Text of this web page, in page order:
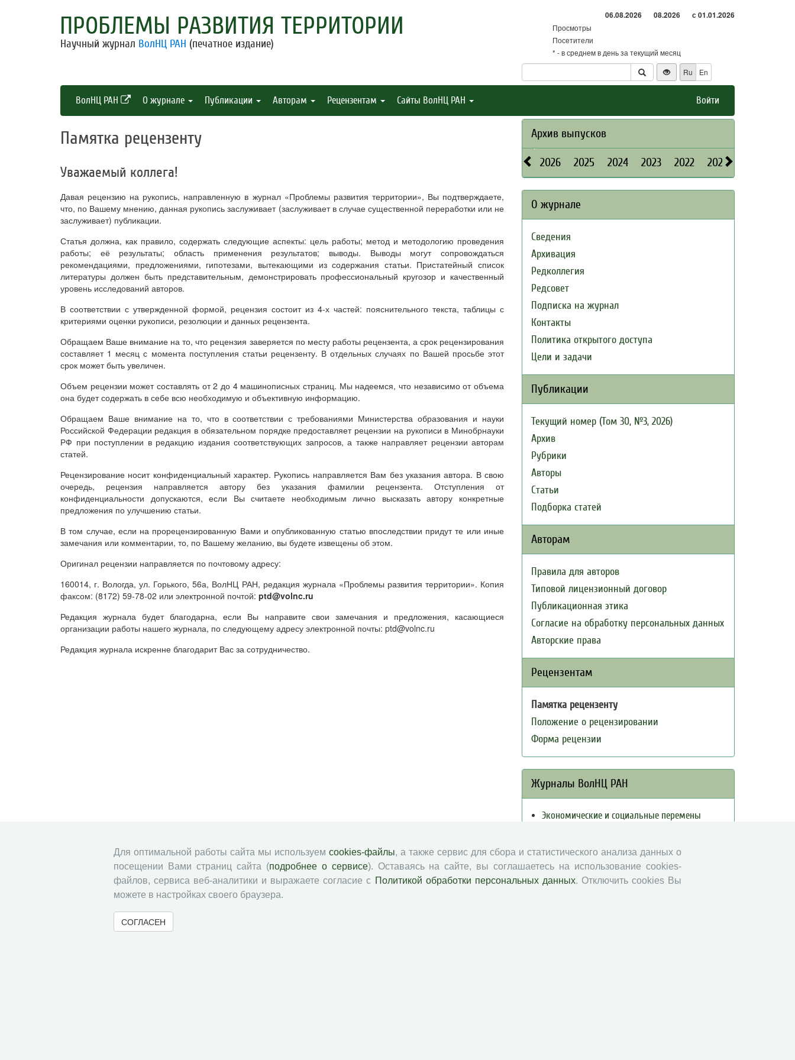
ПРОБЛЕМЫ РАЗВИТИЯ ТЕРРИТОРИИ
Научный журнал ВолНЦ РАН (печатное издание)
06.08.2026 08.2026 с 01.01.2026
Просмотры
Посетители
* - в среднем в день за текущий месяц
Ru
En
ВолНЦ РАН О журнале Публикации Авторам Рецензентам Сайты ВолНЦ РАН Войти
Памятка рецензенту
Уважаемый коллега!
Давая рецензию на рукопись, направленную в журнал «Проблемы развития территории», Вы подтверждаете,
что, по Вашему мнению, данная рукопись заслуживает (заслуживает в случае существенной переработки или не
заслуживает) публикации.
Статья должна, как правило, содержать следующие аспекты: цель работы; метод и методологию проведения
работы; её результаты; область применения результатов; выводы. Выводы могут сопровождаться
рекомендациями, предложениями, гипотезами, вытекающими из содержания статьи. Пристатейный список
литературы должен быть представительным, демонстрировать профессиональный кругозор и качественный
уровень исследований авторов.
В соответствии с утвержденной формой, рецензия состоит из 4-х частей: пояснительного текста, таблицы с
критериями оценки рукописи, резолюции и данных рецензента.
Обращаем Ваше внимание на то, что рецензия заверяется по месту работы рецензента, а срок рецензирования
составляет 1 месяц с момента поступления статьи рецензенту. В отдельных случаях по Вашей просьбе этот
срок может быть увеличен.
Объем рецензии может составлять от 2 до 4 машинописных страниц. Мы надеемся, что независимо от объема
она будет содержать в себе всю необходимую и объективную информацию.
Обращаем Ваше внимание на то, что в соответствии с требованиями Министерства образования и науки
Российской Федерации редакция в обязательном порядке предоставляет рецензии на рукописи в Минобрнауки
РФ при поступлении в редакцию издания соответствующих запросов, а также направляет рецензии авторам
статей.
Рецензирование носит конфиденциальный характер. Рукопись направляется Вам без указания автора. В свою
очередь, рецензия направляется автору без указания фамилии рецензента. Отступления от
конфиденциальности допускаются, если Вы считаете необходимым лично высказать автору конкретные
предложения по улучшению статьи.
В том случае, если на прорецензированную Вами и опубликованную статью впоследствии придут те или иные
замечания или комментарии, то, по Вашему желанию, вы будете извещены об этом.
Оригинал рецензии направляется по почтовому адресу:
160014, г. Вологда, ул. Горького, 56а, ВолНЦ РАН, редакция журнала «Проблемы развития территории». Копия
факсом: (8172) 59-78-02 или электронной почтой: ptd@volnc.ru
Редакция журнала будет благодарна, если Вы направите свои замечания и предложения, касающиеся
организации работы нашего журнала, по следующему адресу электронной почты: ptd@volnc.ru
Редакция журнала искренне благодарит Вас за сотрудничество.
Архив выпусков
2026 2025 2024 2023 2022 2021
О журнале
Сведения
Архивация
Редколлегия
Редсовет
Подписка на журнал
Контакты
Политика открытого доступа
Цели и задачи
Публикации
Текущий номер (Том 30, №3, 2026)
Архив
Рубрики
Авторы
Статьи
Подборка статей
Авторам
Правила для авторов
Типовой лицензионный договор
Публикационная этика
Согласие на обработку персональных данных
Авторские права
Рецензентам
Памятка рецензенту
Положение о рецензировании
Форма рецензии
Журналы ВолНЦ РАН
Экономические и социальные перемены
Вопросы территориального развития
Социальное пространство
Юный экономист
Для оптимальной работы сайта мы используем cookies-файлы, а также сервис для сбора и статистического анализа данных о
посещении Вами страниц сайта (подробнее о сервисе). Оставаясь на сайте, вы соглашаетесь на использование cookies-
файлов, сервиса веб-аналитики и выражаете согласие с Политикой обработки персональных данных. Отключить cookies Вы
можете в настройках своего браузера.
СОГЛАСЕН